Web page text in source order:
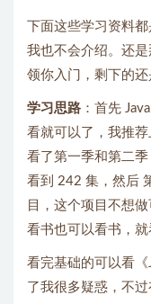
下面这些学习资料
我也不会介绍。还
领你入门，剩下的还
学习思路 ：首先
看就可以了，我推
看了第一季和第二
看到 242 集，然后
目，这个项目不想
看书也可以看书，就
看完基础的可以看
了我很多疑惑，不